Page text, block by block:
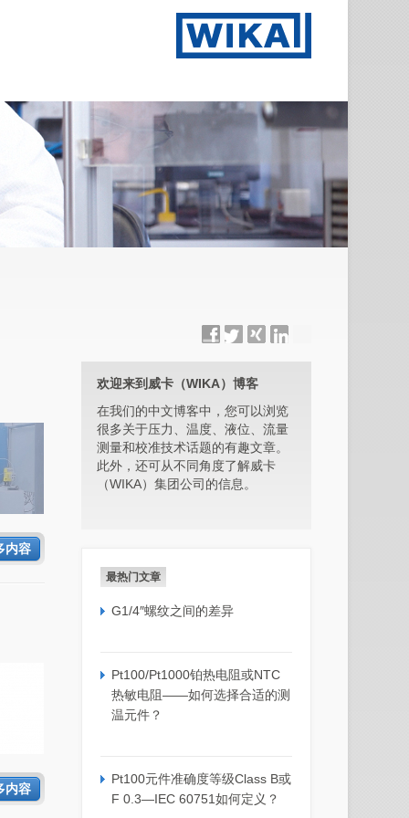
内容
内容
欢迎来到威卡（WIKA）博客
在我们的中文博客中，您可以浏览
很多关于压力、温度、液位、流量
测量和校准技术话题的有趣文章。
此外，还可从不同角度了解威卡
（WIKA）集团公司的信息。
最热门文章
G1/4″螺纹之间的差异
Pt100/Pt1000铂热电阻或NTC
热敏电阻——如何选择合适的测
温元件？
Pt100元件准确度等级Class B或
F 0.3—IEC 60751如何定义？